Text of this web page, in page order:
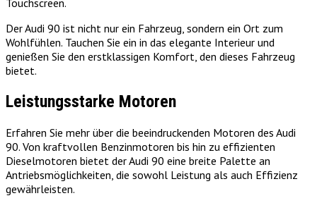
Der Audi 90 ist nicht nur ein Fahrzeug, sondern ein Ort zum
Wohlfühlen. Tauchen Sie ein in das elegante Interieur und
genießen Sie den erstklassigen Komfort, den dieses Fahrzeug
bietet.
Leistungsstarke Motoren
Erfahren Sie mehr über die beeindruckenden Motoren des Audi
90. Von kraftvollen Benzinmotoren bis hin zu effizienten
Dieselmotoren bietet der Audi 90 eine breite Palette an
Antriebsmöglichkeiten, die sowohl Leistung als auch Effizienz
gewährleisten.